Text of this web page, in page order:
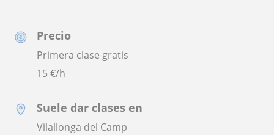
Precio
Primera clase gratis
15€/h
Suele dar clases en
Vilallonga del Camp